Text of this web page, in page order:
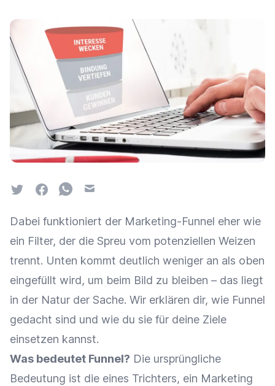
TwitterFacebookWhatsapp
Email
Dabei funktioniert der Marketing-Funnel eher wie
ein Filter, der die Spreu vom potenziellen Weizen
trennt. Unten kommt deutlich weniger an als oben
eingefüllt wird, um beim Bild zu bleiben – das liegt
in der Natur der Sache. Wir erklären dir, wie Funnel
gedacht sind und wie du sie für deine Ziele
einsetzen kannst.
Was bedeutet Funnel? Die ursprüngliche
Bedeutung ist die eines Trichters, ein Marketing